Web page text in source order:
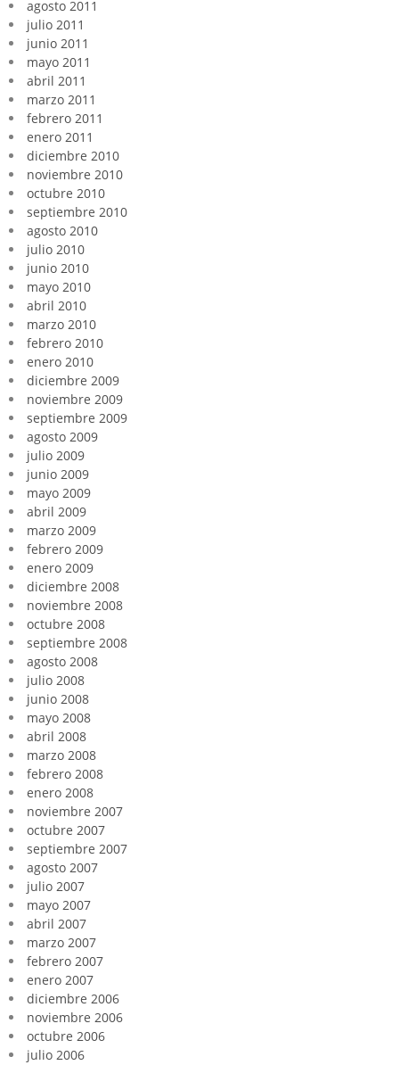
agosto 2011
julio 2011
junio 2011
mayo 2011
abril 2011
marzo 2011
febrero 2011
enero 2011
diciembre 2010
noviembre 2010
octubre 2010
septiembre 2010
agosto 2010
julio 2010
junio 2010
mayo 2010
abril 2010
marzo 2010
febrero 2010
enero 2010
diciembre 2009
noviembre 2009
septiembre 2009
agosto 2009
julio 2009
junio 2009
mayo 2009
abril 2009
marzo 2009
febrero 2009
enero 2009
diciembre 2008
noviembre 2008
octubre 2008
septiembre 2008
agosto 2008
julio 2008
junio 2008
mayo 2008
abril 2008
marzo 2008
febrero 2008
enero 2008
noviembre 2007
octubre 2007
septiembre 2007
agosto 2007
julio 2007
mayo 2007
abril 2007
marzo 2007
febrero 2007
enero 2007
diciembre 2006
noviembre 2006
octubre 2006
julio 2006